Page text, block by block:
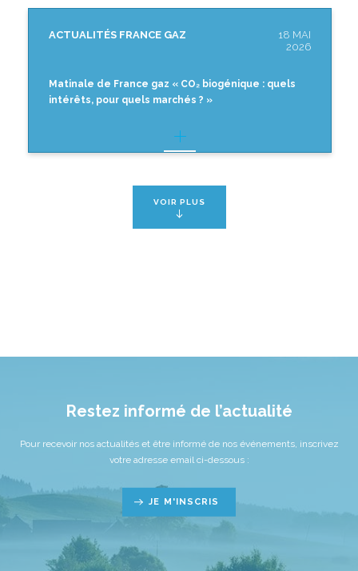
ACTUALITÉS FRANCE GAZ
18 MAI
2026
Matinale de France gaz « CO₂ biogénique : quels
intérêts, pour quels marchés ? »
VOIR PLUS
Restez informé de l’actualité
Pour recevoir nos actualités et être informé de nos événements, inscrivez
votre adresse email ci-dessous :
JE M'INSCRIS